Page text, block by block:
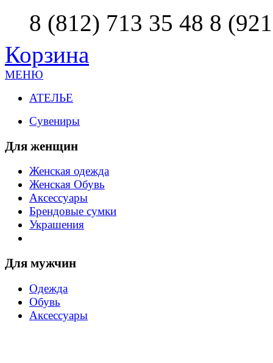
8 (812) 713 35 48 8
Корзина
МЕНЮ
АТЕЛЬЕ
Сувениры
Для женщин
Женская одежда
Женская Обувь
Аксессуары
Брендовые сумки
Украшения
Для мужчин
Одежда
Обувь
Аксессуары